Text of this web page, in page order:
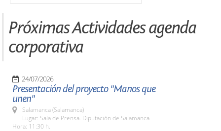
Próximas Actividades agenda
corporativa
24/07/2026
Presentación del proyecto "Manos que
unen"
Salamanca (Salamanca)
Lugar: Sala de Prensa. Diputación de Salamanca
Hora: 11:30 h.